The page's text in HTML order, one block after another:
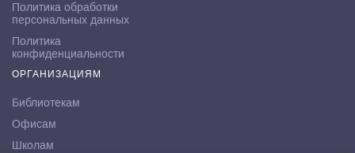
Политика обработки
персональных данных
Политика
конфиденциальности
ОРГАНИЗАЦИЯМ
Библиотекам
Офисам
Школам